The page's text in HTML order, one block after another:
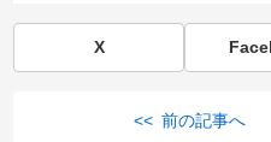
X
<< 前の記事へ